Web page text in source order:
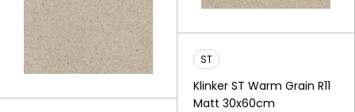
ST
Klinker ST Warm Grain R11
Matt 30x60cm